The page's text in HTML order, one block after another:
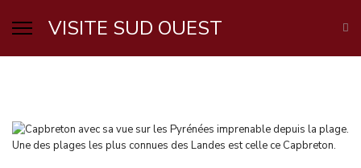
VISITE SUD OUEST
Une des plages les plus connues des Landes est celle ce Capbreton.